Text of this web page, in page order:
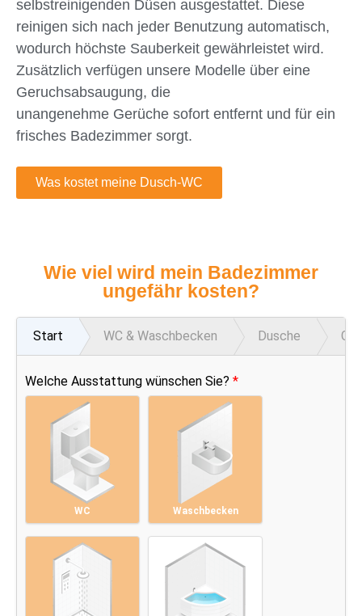
selbstreinigenden Düsen ausgestattet. Diese
reinigen sich nach jeder Benutzung automatisch,
wodurch höchste Sauberkeit gewährleistet wird.
Zusätzlich verfügen unsere Modelle über eine
Geruchsabsaugung, die
unangenehme Gerüche sofort entfernt und für ein
frisches Badezimmer sorgt.
Was kostet meine Dusch-WC
Wie viel wird mein Badezimmer
ungefähr kosten?